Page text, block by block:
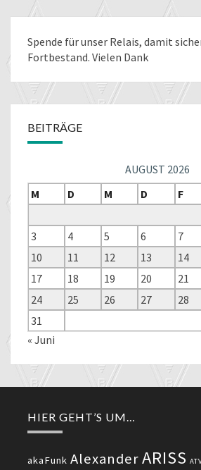
Spende für unser Relais, damit
Fortbestand. Vielen Dank
BEITRÄGE
AUGUST 2026
M
D M D F
3
4 5 6 7
10
11 12 13 14
17
18 19 20 21
24
25 26 27 28
31
« Juni
HIER GEHT’S UM…
akaFunk AlexanderARISS